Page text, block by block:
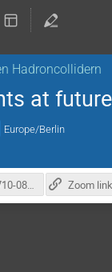
Hadroncollidern
at
Europe/Berlin
GMT20260710-080642_Recording_1910x1190.mp4 Zoom link